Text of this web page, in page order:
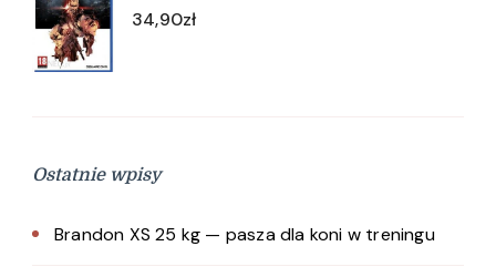
34,90zł
Ostatnie wpisy
Brandon XS 25 kg — pasza dla koni w treningu